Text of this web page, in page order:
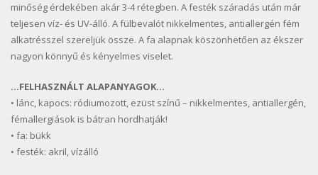
minőség érdekében akár 3-4 rétegben. A festék száradás után már
teljesen víz- és UV-álló. A fülbevalót nikkelmentes, antiallergén fém
alkatrésszel szereljük össze. A fa alapnak köszönhetően az ékszer
nagyon könnyű és kényelmes viselet.
…FELHASZNÁLT ALAPANYAGOK…
• lánc, kapocs: ródiumozott, ezüst színű – nikkelmentes, antiallergén,
fémallergiások is bátran hordhatják!
• fa: bükk
• festék: akril, vízálló